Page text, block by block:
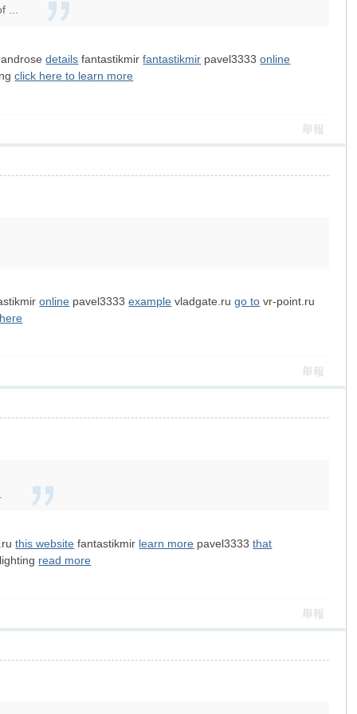
...
details fantastikmirfantastikmir pavel3333online
click here to learn more
舉報
online pavel3333example vladgate.rugo to vr-point.ru
舉報
this website fantastikmir learn more pavel3333that
read more
舉報